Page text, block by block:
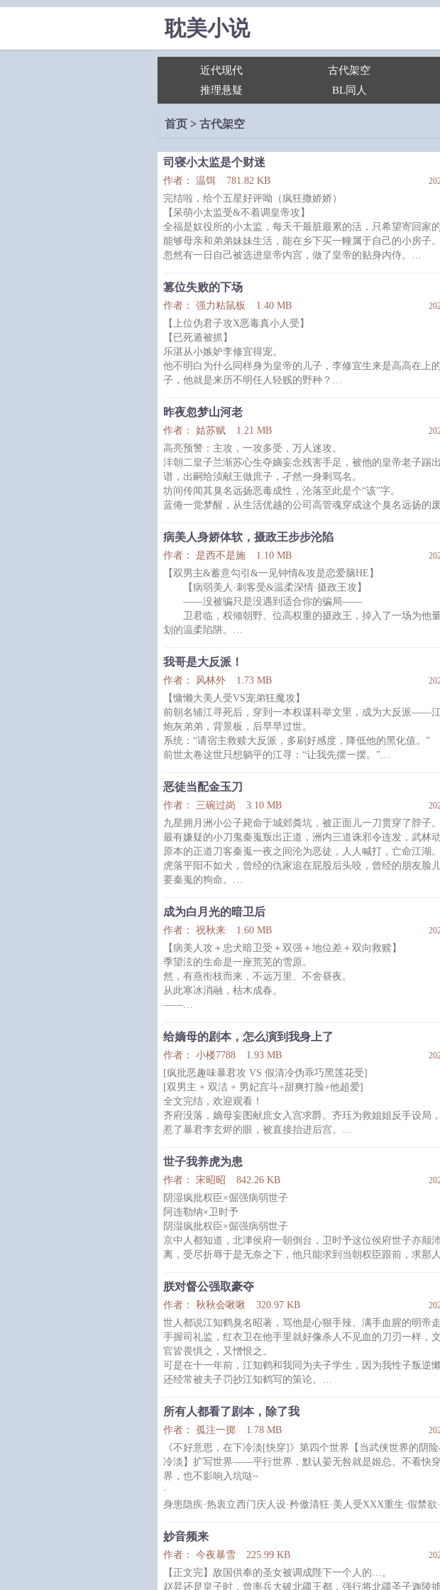
耽美小说
近代现代 古代架空
推理悬疑
BL同人
首页 > 古代架空
司寝小太监是个财迷
作者： 温饵 781.82 KB
完结啦，给个五星好评呦（疯狂撒娇娇）
【呆萌小太监受&不着调皇帝攻】
全福是奴役所的小太监，每天干最脏最累的活，只希望寄回家
能够母亲和弟弟妹妹生活，能在乡下买一幢属于自己的小房子。
忽然有一日自己被选进皇帝内宫，做了皇帝的贴身内侍。
渴了递水，皇帝饿了递糕点，皇帝尿急了递恭桶，皇帝兴致大发
己，哎？不对不对！怎么把自己送出去了！
慕翎一日喝醉了酒，瞧着日日伺候在跟前的小太监长得实在是
秀，一个没忍住就把人给幸了。
小太监软
篡位失败的下场
作者： 强力粘鼠板 1.40 MB
【上位伪君子攻X恶毒真小人受】
【已死遁被抓】
乐湛从小嫉妒李修宜得宠。
他不明白为什么同样身为皇帝的儿子，李修宜生来是高高在上
子，他就是来历不明任人轻贱的野种？
于是他一手策划宫变，害的李修宜兵败邙山，死无葬身之地，借
夺了他的皇储之位，自此扶摇直上。
但他还不知道，背后捅人刀子是要遭报应的。
直到看到早该枯骨一具的李修宜率兵围城，斩杀逆党，踩着遍地
缓步走来，刀架在脖子上的这一刻，乐湛终于后知后觉意识到
——完了，这下是真完了。
但是很明显，现在才意识到这一点
昨夜忽梦山河老
作者： 姑苏赋 1.21 MB
高亮预警：主攻，一攻多受，万人迷攻。
沣朝二皇子兰渐苏心生夺嫡妄念残害手足，被他的皇帝老子踢
谱，出嗣给浈献王做庶子，孑然一身剩骂名。
坊间传闻其臭名远扬恶毒成性，沦落至此是个“该”字。
蓝倦一觉梦醒，从生活优越的公司高管魂穿成这个臭名远扬的
其母妃疯死，众人言罪魁祸首为他。
为洗清罪名，蓝倦唯有翻查一桩与之关联的冤鬼案。
结果查案过程中不小心攻略了骄纵纨绔的王府世子、狠厉无情
相、高贵冷艳的王爷、极力打压他的太子、心高气傲的将军、活
脱的尚书之
病美人身娇体软，摄政王步步沦陷
作者： 是西不是施 1.10 MB
【双男主&蓄意勾引&一见钟情&攻是恋爱脑HE】
【病弱美人·刺客受&温柔深情·摄政王攻】
——没被骗只是没遇到适合你的骗局——
卫君临，权倾朝野、位高权重的摄政王，掉入了一场为他
划的温柔陷阱。
执短刃刺入自己的心脏。
卫君临心疼的厉害，没心疼自己，而是心疼自家夫人。
他拔出短剑，看着爱人因为太用力而发抖的手，柔声问：“
你手疼不疼？”
温书言：“？”
夫君，我正在杀你欸。
身为顶尖杀手，
我哥是大反派！
作者： 风林外 1.73 MB
【慵懒大美人受VS宠弟狂魔攻】
前朝名辅江寻死后，穿到一本权谋科举文里，成为大反派——
炮灰弟弟，背景板，后早早过世。
系统：“请宿主救赎大反派，多刷好感度，降低他的黑化值。”
前世太卷这世只想躺平的江寻：“让我先摆一摆。”
强。
问：被兄弟俩霸榜是什么体验。
答：他们杀疯了，根本不给其他人活路。
就这样，一不小心又干成了大事。后因为突出政绩，不断高迁，
宰辅。
事业高峰，同时他把哥哥的好感度也刷爆了。
有个反正文已完结
恶徒当配金玉刀
作者： 三碗过岗 3.10 MB
九星拥月洲小公子毙命于城郊粪坑，被正面儿一刀贯穿了脖子。
最有嫌疑的小刀鬼秦嵬叛出正道，洲内三道诛邪令连发，武林动
原本的正道刀客秦嵬一夜之间沦为恶徒，人人喊打，亡命江湖。
虎落平阳不如犬，曾经的仇家追在屁股后头咬，曾经的朋友脸
要秦嵬的狗命。
秦嵬两手一拍，分文没有！
债主将他上下一打量：“钱还不上，还可以用人来抵。”
秦嵬将债主上下一打量：“成交。”
他看债主也很有几分顺眼。
*
小刀鬼秦嵬年少成名，一把长刀威震武林，被正道九星
成为白月光的暗卫后
作者： 祝秋来 1.60 MB
【病美人攻＋忠犬暗卫受＋双强＋地位差＋双向救赎】
季望泫的生命是一座荒芜的雪原。
然，有燕衔枝而来，不远万里、不舍昼夜。
从此寒冰消融，枯木成春。
——
实则他毁过容颜、断过经脉，身中奇毒，几度失去最亲近之人；
杀友，仇怨满身，背负他人的执念行走于人世间。
他连皮相、名姓都不属于自己，本是一无所有，注定要为身上
人命而活。
年少时的偶然一面，燕翎将季望泫视作心上明月。后误闯天家，
被驯养成宫廷的一条豺狗，为他人卖命。
彼
给嫡母的剧本，怎么演到我身上了
作者： 小楼7788 1.93 MB
[疯批恶趣味暴君攻 VS 假清冷伪乖巧黑莲花受]
[双男主 + 双洁 + 男妃宫斗+甜爽打脸+他超爱]
全文完结，欢迎观看！
齐府没落，嫡母妄图献庶女入宫求爵。齐珏为救姐姐反手设局
惹了暴君李玄烬的眼，被直接抬进后宫。
委屈应下，转头却跪在御案前冷静递刀：“陛下，臣的大哥是个
您赐他高官厚禄，不出三月他必惹死罪。不如借臣的手，让他们
生路。”
李玄烬平生最恨世家，本想随手捏死他。谁知道，这看似乖顺的
兔皮囊下，竟然包着一副比
世子我养虎为患
作者： 宋昭昭 842.26 KB
阴湿疯批权臣×倔强病弱世子
阿连勒纳×卫时予
阴湿疯批权臣×倔强病弱世子
京中人都知道，北津侯府一朝倒台，卫时予这位侯府世子亦颠
离，受尽折辱于是无奈之下，他只能求到当朝权臣跟前，求那
那人却只是伸手来，勾起了他的下巴。
“何必如此委曲求全，卫世子，”阿连勒纳狎弄着他的嘴唇，语气
道，“你知道，你若开口相求，我总是会帮你的。”
＊
其实只有阿连勒纳一人知道，他曾心甘情愿地在这位病弱世子
了七年，所求的，也不过是这位世子爷能多看自己几眼。
为此，他将不惜一切代价，也要把这
朕对督公强取豪夺
作者： 秋秋会啾啾 320.97 KB
世人都说江知鹤臭名昭著，骂他是心狠手辣、满手血腥的明帝走
手握司礼监，红衣卫在他手里就好像杀人不见血的刀刃一样，
官皆畏惧之，又憎恨之。
可是在十一年前，江知鹤和我同为夫子学生，因为我性子叛逆懒
还经常被夫子罚抄江知鹤写的策论。
金銮殿之上再次见到了江知鹤。
他一身绛红朝服，脊背倔强地不弯，明明是被人戳着脊梁骨骂的
奸臣，却偏偏像一只污泥里染血的玉鹤。
好似苍天败笔，又傲又孤，是一抹最秾艳的血。
所有人都觉得他该死，而我，力排
所有人都看了剧本，除了我
作者： 孤注一掷 1.78 MB
《不好意思，在下冷淡[快穿]》第四个世界【当武侠世界的阴
冷淡】扩写世界——平行世界，默认晏无咎就是姬总。不看快
界，也不影响入坑哒~
·
身患隐疾·热衷立西门庆人设·矜傲清狂·美人受XXX重生·假禁欲
·
——这是文案——
晏无咎讨厌死那个欺压自己的冷漠和尚了，内心的小本本疯狂
忽然有一天，天道好轮回，妖僧走火入魔变圣僧，不认人了。
妙音频来
作者： 今夜暴雪 225.99 KB
【正文完】敌国供奉的圣女被调成陛下一个人的…。
赵昇还是皇子时，曾率兵大破北疆王都，强行将北疆圣子迦陵